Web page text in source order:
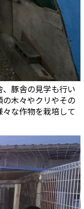
豚舎の見学も行い
木々やクリやその
な作物を栽培して